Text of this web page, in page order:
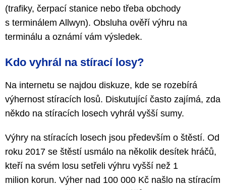
(trafiky, čerpací stanice nebo třeba obchody
s terminálem Allwyn). Obsluha ověří výhru na
terminálu a oznámí vám výsledek.
Kdo vyhrál na stírací losy?
Na internetu se najdou diskuze, kde se rozebírá
výhernost stíracích losů. Diskutující často zajímá, zda
někdo na stíracích losech vyhrál vyšší sumy.
Výhry na stíracích losech jsou především o štěstí. Od
roku 2017 se štěstí usmálo na několik desítek hráčů,
kteří na svém losu setřeli výhru vyšší než 1
milion korun. Výher nad 100 000 Kč našlo na stíracím